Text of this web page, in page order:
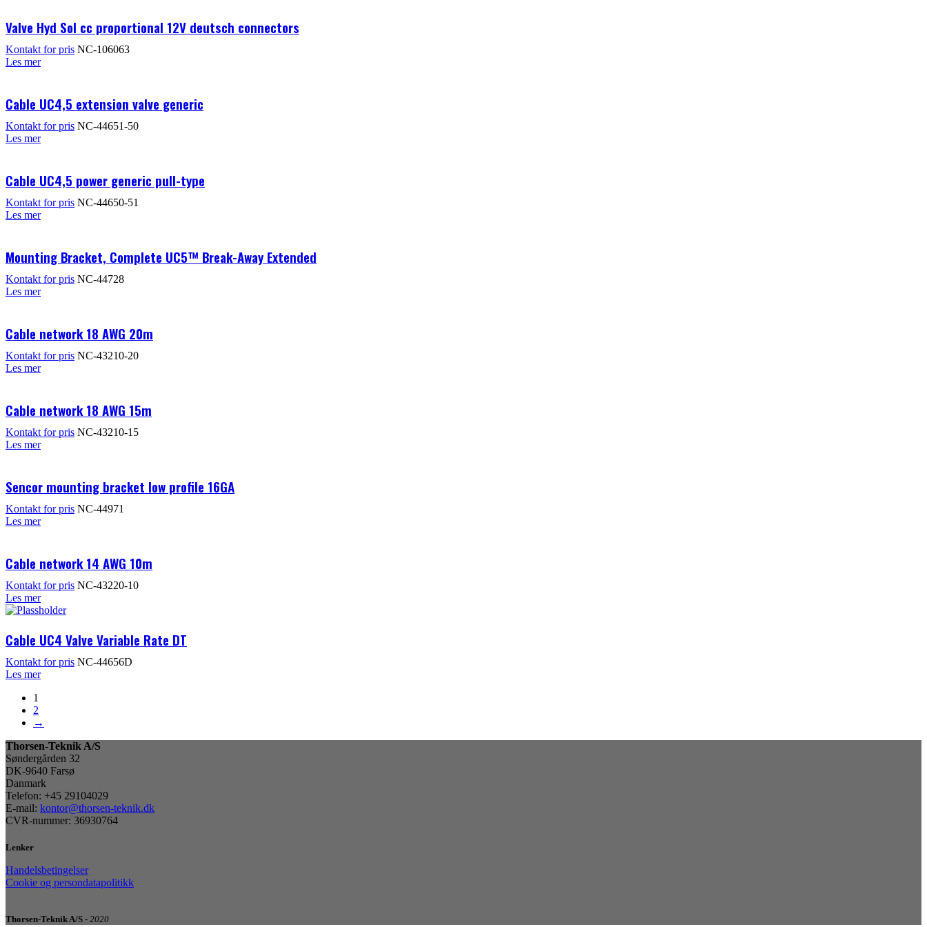
Valve Hyd Sol cc proportional 12V deutsch connectors
Kontakt for pris NC-106063
Les mer
Cable UC4,5 extension valve generic
Kontakt for pris NC-44651-50
Les mer
Cable UC4,5 power generic pull-type
Kontakt for pris NC-44650-51
Les mer
Mounting Bracket, Complete UC5™ Break-Away Extended
Kontakt for pris NC-44728
Les mer
Cable network 18 AWG 20m
Kontakt for pris NC-43210-20
Les mer
Cable network 18 AWG 15m
Kontakt for pris NC-43210-15
Les mer
Sencor mounting bracket low profile 16GA
Kontakt for pris NC-44971
Les mer
Cable network 14 AWG 10m
Kontakt for pris NC-43220-10
Les mer
Cable UC4 Valve Variable Rate DT
Kontakt for pris NC-44656D
Les mer
1
2
→
Thorsen-Teknik A/S
Søndergården 32
DK-9640 Farsø
Danmark
Telefon: +45 29104029
E-mail: kontor@thorsen-teknik.dk
CVR-nummer: 36930764
Lenker
Handelsbetingelser
Cookie og persondatapolitikk
Thorsen-Teknik A/S - 2020